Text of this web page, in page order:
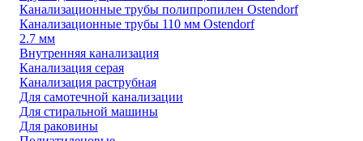
Канализационные трубы полипропилен Ostendorf
Канализационные трубы 110 мм Ostendorf
2.7 мм
Внутренняя канализация
Канализация серая
Канализация раструбная
Для самотечной канализации
Для стиральной машины
Для раковины